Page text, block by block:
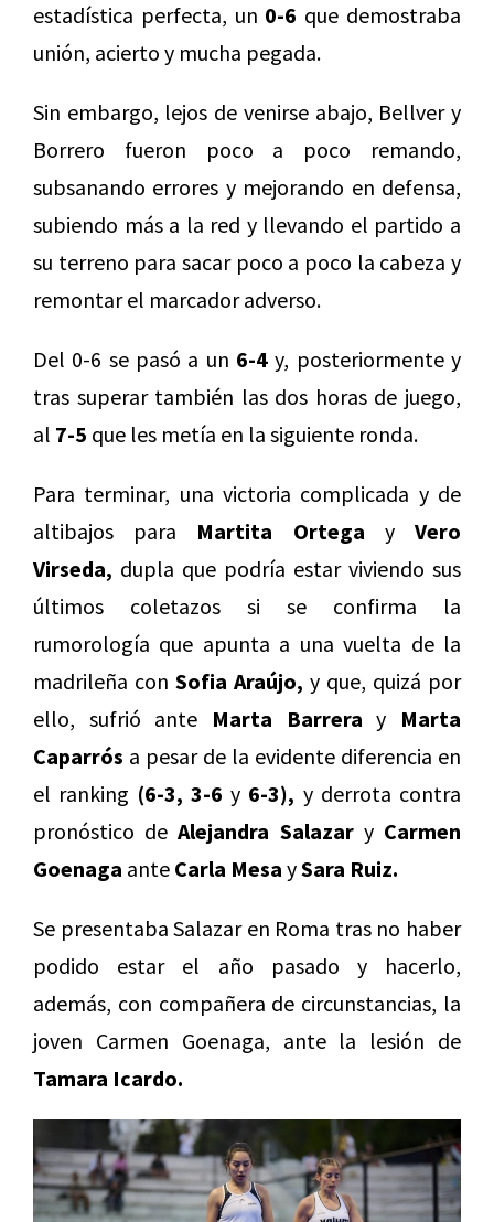
estadística perfecta, un 0-6 que demostraba
unión, acierto y mucha pegada.
Sin embargo, lejos de venirse abajo, Bellver y
Borrero fueron poco a poco remando,
subsanando errores y mejorando en defensa,
subiendo más a la red y llevando el partido a
su terreno para sacar poco a poco la cabeza y
remontar el marcador adverso.
Del 0-6 se pasó a un 6-4 y, posteriormente y
tras superar también las dos horas de juego,
al 7-5 que les metía en la siguiente ronda.
Para terminar, una victoria complicada y de
altibajos para Martita Ortega yVero
Virseda, dupla que podría estar viviendo sus
últimos coletazos si se confirma la
rumorología que apunta a una vuelta de la
madrileña con Sofia Araújo, y que, quizá por
ello, sufrió ante Marta Barrera y Marta
Caparrós a pesar de la evidente diferencia en
el ranking (6-3, 3-6 y 6-3), y derrota contra
pronóstico deAlejandra Salazary Carmen
Goenaga ante Carla Mesa ySara Ruiz.
Se presentaba Salazar en Roma tras no haber
podido estar el año pasado y hacerlo,
además, con compañera de circunstancias, la
joven Carmen Goenaga, ante la lesión de
Tamara Icardo.